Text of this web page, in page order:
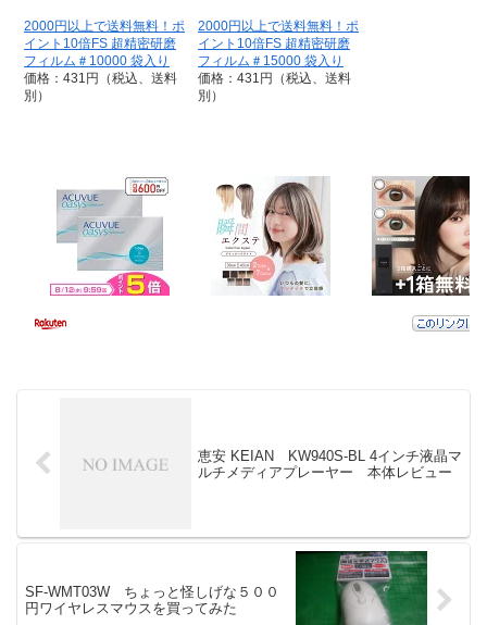
2000円以上で送料無料！ポ
イント10倍FS 超精密研磨
フィルム＃10000 袋入り
価格：431円（税込、送料
別）
2000円以上で送料無料！ポ
イント10倍FS 超精密研磨
フィルム＃15000 袋入り
価格：431円（税込、送料
別）
恵安 KEIAN KW940S-BL 4インチ液晶マ
ルチメディアプレーヤー 本体レビュー
SF-WMT03W ちょっと怪しげな５００
円ワイヤレスマウスを買ってみた